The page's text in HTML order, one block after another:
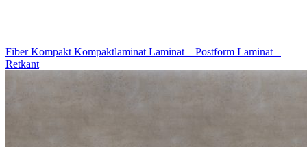
Fiber Kompakt Kompaktlaminat Laminat – Postform Laminat –
Retkant